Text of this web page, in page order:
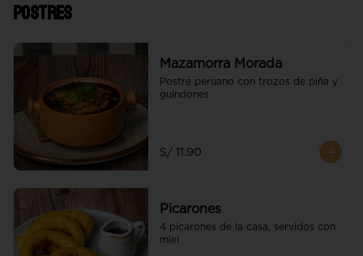
Postres
Mazamorra Morada
Postre peruano con trozos de piña y
guindones
S/ 11.90
Picarones
4 picarones de la casa, servidos con
miel